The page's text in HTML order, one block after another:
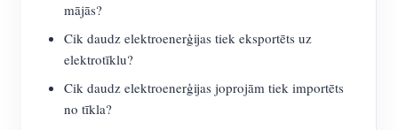
mājās?
Cik daudz elektroenerģijas tiek eksportēts uz
elektrotīklu?
Cik daudz elektroenerģijas joprojām tiek importēts
no tīkla?